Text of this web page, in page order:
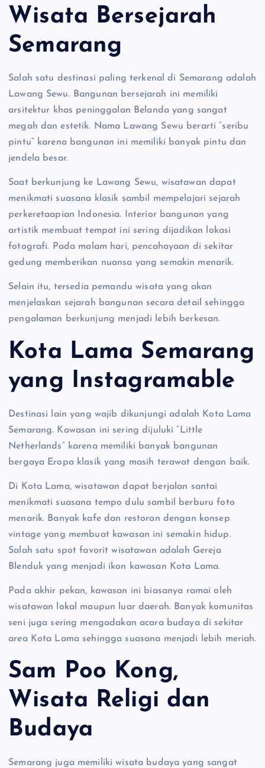
Wisata Bersejarah
Semarang
Salah satu destinasi paling terkenal di Semarang adalah
Lawang Sewu. Bangunan bersejarah ini memiliki
arsitektur khas peninggalan Belanda yang sangat
megah dan estetik. Nama Lawang Sewu berarti “seribu
pintu” karena bangunan ini memiliki banyak pintu dan
jendela besar.
Saat berkunjung ke Lawang Sewu, wisatawan dapat
menikmati suasana klasik sambil mempelajari sejarah
perkeretaapian Indonesia. Interior bangunan yang
artistik membuat tempat ini sering dijadikan lokasi
fotografi. Pada malam hari, pencahayaan di sekitar
gedung memberikan nuansa yang semakin menarik.
Selain itu, tersedia pemandu wisata yang akan
menjelaskan sejarah bangunan secara detail sehingga
pengalaman berkunjung menjadi lebih berkesan.
Kota Lama Semarang
yang Instagramable
Destinasi lain yang wajib dikunjungi adalah Kota Lama
Semarang. Kawasan ini sering dijuluki “Little
Netherlands” karena memiliki banyak bangunan
bergaya Eropa klasik yang masih terawat dengan baik.
Di Kota Lama, wisatawan dapat berjalan santai
menikmati suasana tempo dulu sambil berburu foto
menarik. Banyak kafe dan restoran dengan konsep
vintage yang membuat kawasan ini semakin hidup.
Salah satu spot favorit wisatawan adalah Gereja
Blenduk yang menjadi ikon kawasan Kota Lama.
Pada akhir pekan, kawasan ini biasanya ramai oleh
wisatawan lokal maupun luar daerah. Banyak komunitas
seni juga sering mengadakan acara budaya di sekitar
area Kota Lama sehingga suasana menjadi lebih meriah.
Sam Poo Kong,
Wisata Religi dan
Budaya
Semarang juga memiliki wisata budaya yang sangat